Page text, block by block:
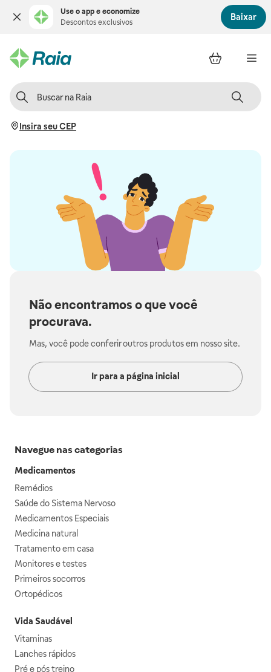
Use o app e economize
Descontos exclusivos
Baixar
Insira seu CEP
Não encontramos o que você
procurava.
Mas, você pode conferir outros produtos em nosso site.
Ir para a página inicial
Navegue nas categorias
Medicamentos
Remédios
Saúde do Sistema Nervoso
Medicamentos Especiais
Medicina natural
Tratamento em casa
Monitores e testes
Primeiros socorros
Ortopédicos
Vida Saudável
Vitaminas
Lanches rápidos
Pré e pós treino